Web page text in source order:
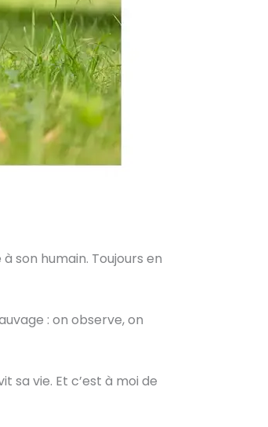
son humain. Toujours en
: on observe, on
sa vie. Et c’est à moi de